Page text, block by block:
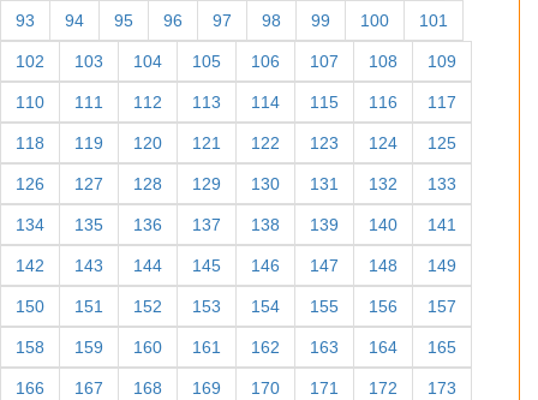
93 94 95 96 97 98 99 100 101
102 103 104 105 106 107 108 109
110 111 112 113 114 115 116 117
118 119 120 121 122 123 124 125
126 127 128 129 130 131 132 133
134 135 136 137 138 139 140 141
142 143 144 145 146 147 148 149
150 151 152 153 154 155 156 157
158 159 160 161 162 163 164 165
166 167 168 169 170 171 172 173